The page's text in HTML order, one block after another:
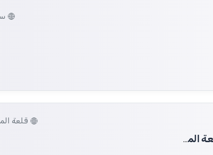
تنفيذ أعمال تعزيل وتأهيل وصيانة قنوات الري الرئيسية في قرية قلعة المضيق بريف حماه.
قلعة